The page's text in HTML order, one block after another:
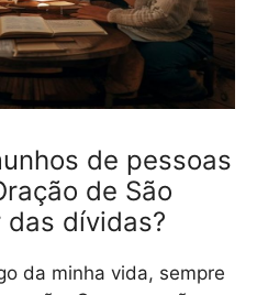
de pessoas
de São
dívidas?
da minha vida, sempre